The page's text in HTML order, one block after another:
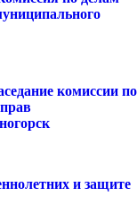
комиссии по
и защите